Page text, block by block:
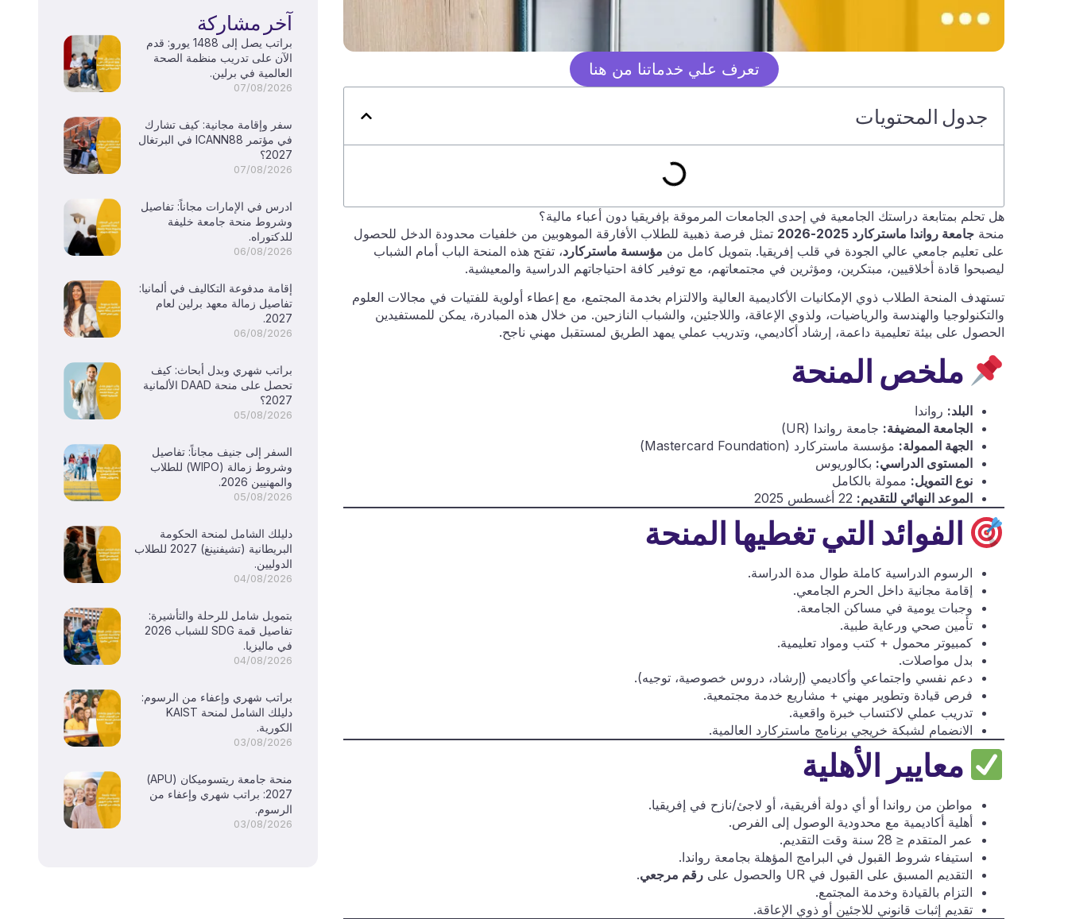
تعرف علي خدماتنا من هنا
جدول المحتويات
هل تحلم بمتابعة دراستك الجامعية في إحدى الجامعات المرموقة بإفريقيا دون أعباء مالية؟
منحة جامعة رواندا ماستركارد 2025-2026
تمثل فرصة ذهبية للطلاب الأفارقة الموهوبين من خلفيات محدودة الدخل للحصول
على تعليم جامعي عالي الجودة في قلب إفريقيا. بتمويل كامل من مؤسسة ماستركارد، تفتح هذه المنحة الباب أمام الشباب
ليصبحوا قادة أخلاقيين، مبتكرين، ومؤثرين في مجتمعاتهم، مع توفير كافة احتياجاتهم الدراسية والمعيشية.
تستهدف المنحة الطلاب ذوي الإمكانيات الأكاديمية العالية والالتزام بخدمة المجتمع، مع إعطاء أولوية للفتيات في مجالات العلوم
والتكنولوجيا والهندسة والرياضيات، ولذوي الإعاقة، واللاجئين، والشباب النازحين. من خلال هذه المبادرة، يمكن للمستفيدين
الحصول على بيئة تعليمية داعمة، إرشاد أكاديمي، وتدريب عملي يمهد الطريق لمستقبل مهني ناجح.
ملخص المنحة
البلد: رواندا
الجامعة المضيفة: جامعة رواندا (UR)
الجهة الممولة: مؤسسة ماستركارد (Mastercard Foundation)
المستوى الدراسي: بكالوريوس
نوع التمويل: ممولة بالكامل
الموعد النهائي للتقديم:
الفوائد التي تغطيها المنحة
الرسوم الدراسية كاملة طوال مدة الدراسة.
إقامة مجانية داخل الحرم الجامعي.
وجبات يومية في مساكن الجامعة.
تأمين صحي ورعاية طبية.
كمبيوتر محمول + كتب ومواد تعليمية.
بدل مواصلات.
دعم نفسي واجتماعي وأكاديمي (إرشاد، دروس خصوصية، توجيه).
فرص قيادة وتطوير مهني + مشاريع خدمة مجتمعية.
تدريب عملي لاكتساب خبرة واقعية.
الانضمام لشبكة خريجي برنامج ماستركارد العالمية.
معايير الأهلية
مواطن من رواندا أو أي دولة أفريقية، أو لاجئ/نازح في إفريقيا.
أهلية أكاديمية مع محدودية الوصول إلى الفرص.
عمر المتقدم ≤ 28 سنة وقت التقديم.
استيفاء شروط القبول في البرامج المؤهلة بجامعة رواندا.
التقديم المسبق على القبول في UR والحصول على
رقم مرجعي.
التزام بالقيادة وخدمة المجتمع.
تقديم إثبات قانوني للاجئين أو ذوي الإعاقة.
آخر مشاركة
براتب يصل إلى 1488 يورو: قدم
الآن على تدريب منظمة الصحة
العالمية في برلين.
07/08/2026
سفر وإقامة مجانية: كيف تشارك
في مؤتمر ICANN88 في البرتغال
2027؟
07/08/2026
ادرس في الإمارات مجاناً: تفاصيل
وشروط منحة جامعة خليفة
للدكتوراه.
06/08/2026
إقامة مدفوعة التكاليف في ألمانيا:
تفاصيل زمالة معهد برلين لعام
2027.
06/08/2026
براتب شهري وبدل أبحاث: كيف
تحصل على منحة DAAD الألمانية
2027؟
05/08/2026
السفر إلى جنيف مجاناً: تفاصيل
وشروط زمالة (WIPO) للطلاب
والمهنيين 2026.
05/08/2026
دليلك الشامل لمنحة الحكومة
البريطانية (تشيفنينغ) 2027 للطلاب
الدوليين.
04/08/2026
بتمويل شامل للرحلة والتأشيرة:
تفاصيل قمة SDG للشباب 2026
في ماليزيا.
04/08/2026
براتب شهري وإعفاء من الرسوم:
دليلك الشامل لمنحة KAIST
الكورية.
03/08/2026
منحة جامعة ريتسوميكان (APU)
2027: براتب شهري وإعفاء من
الرسوم.
03/08/2026